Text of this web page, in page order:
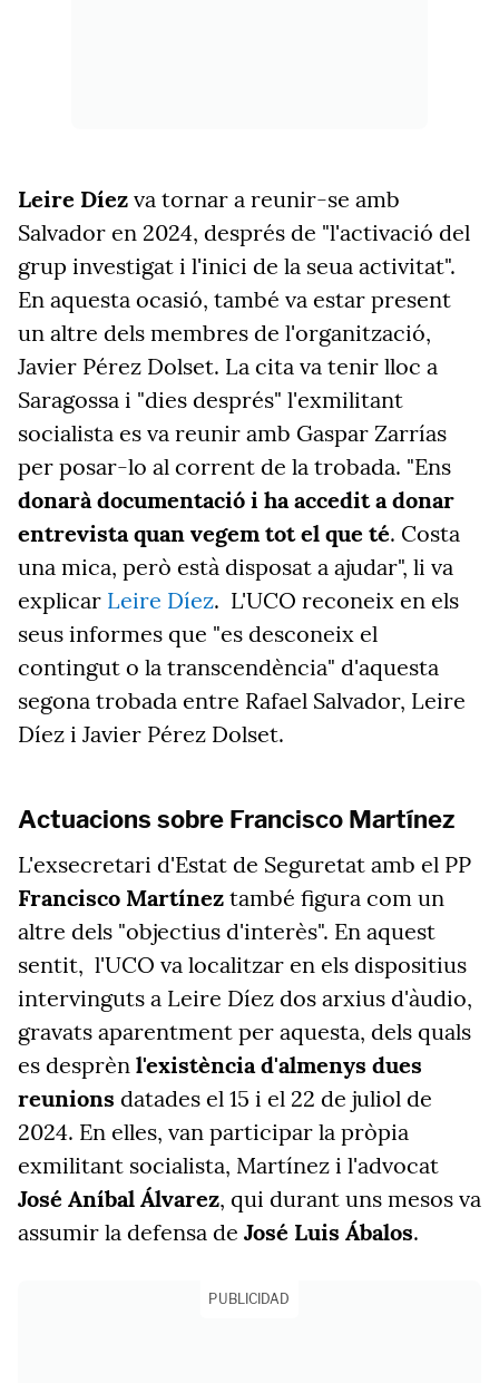
Leire Díez va tornar a reunir-se amb
Salvador en 2024, després de "l'activació del
grup investigat i l'inici de la seua activitat".
En aquesta ocasió, també va estar present
un altre dels membres de l'organització,
Javier Pérez Dolset. La cita va tenir lloc a
Saragossa i "dies després" l'exmilitant
socialista es va reunir amb Gaspar Zarrías
per posar-lo al corrent de la trobada. "Ens
donarà documentació i ha accedit a donar
entrevista quan vegem tot el que té. Costa
una mica, però està disposat a ajudar", li va
explicar Leire Díez. L'UCO reconeix en els
seus informes que "es desconeix el
contingut o la transcendència" d'aquesta
segona trobada entre Rafael Salvador, Leire
Díez i Javier Pérez Dolset.
Actuacions sobre Francisco Martínez
L'exsecretari d'Estat de Seguretat amb el PP
Francisco Martínez també figura com un
altre dels "objectius d'interès". En aquest
sentit, l'UCO va localitzar en els dispositius
intervinguts a Leire Díez dos arxius d'àudio,
gravats aparentment per aquesta, dels quals
es desprèn l'existència d'almenys dues
reunions datades el 15 i el 22 de juliol de
2024. En elles, van participar la pròpia
exmilitant socialista, Martínez i l'advocat
José Aníbal Álvarez, qui durant uns mesos va
assumir la defensa de José Luis Ábalos.
PUBLICIDAD